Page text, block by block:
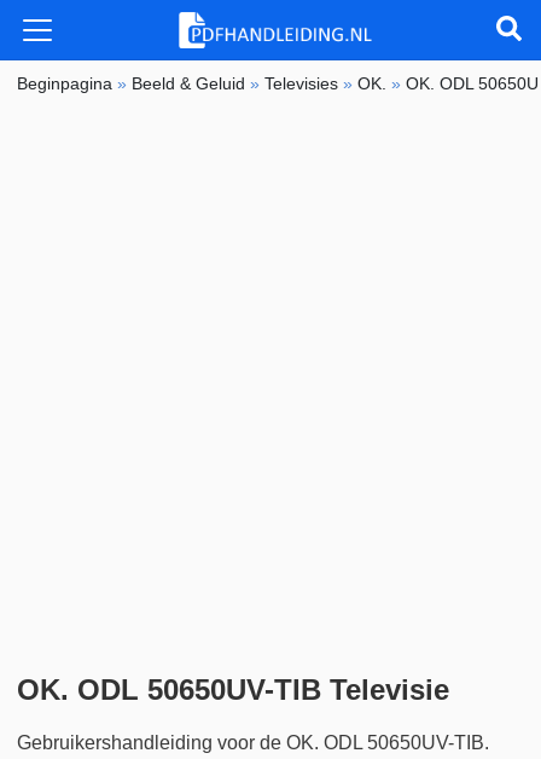
Beginpagina » Beeld & Geluid »Televisies »OK. »OK. ODL
OK. ODL 50650UV-TIB Televisie
Gebruikershandleiding voor de OK. ODL 50650UV-TIB.